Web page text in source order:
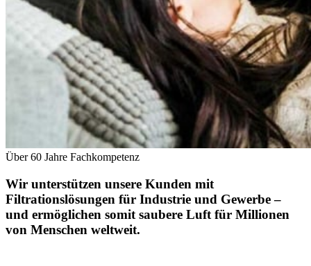
Über 60 Jahre Fachkompetenz
Wir unterstützen unsere Kunden mit
Filtrationslösungen für Industrie und Gewerbe –
und ermöglichen somit saubere Luft für Millionen
von Menschen weltweit.